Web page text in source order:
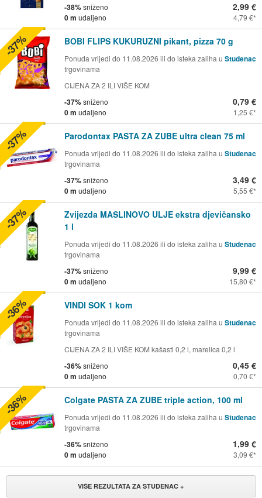
-38%sniženo
0 m udaljeno
2,99 €
4,79 €
BOBI FLIPS KUKURUZNI pikant, pizza 70 g
Ponuda vrijedi do 11.08.2026 ili do isteka zaliha u Studenac
trgovinama
CIJENA ZA 2 ILI VIŠE KOM
-37%sniženo
0 m udaljeno
0,79 €
1,25 €
-37%
Parodontax PASTA ZA ZUBE ultra clean 75 ml
Ponuda vrijedi do 11.08.2026 ili do isteka zaliha u Studenac
trgovinama
-37%sniženo
0 m udaljeno
3,49 €
5,55 €
-37%
Zvijezda MASLINOVO ULJE ekstra djevičansko
1 l
Ponuda vrijedi do 11.08.2026 ili do isteka zaliha u Studenac
trgovinama
-37%sniženo
0 m udaljeno
9,99 €
15,80 €
-37%
VINDI SOK 1 kom
Ponuda vrijedi do 11.08.2026 ili do isteka zaliha u Studenac
trgovinama
CIJENA ZA 2 ILI VIŠE KOM kašasti 0,2 l, marelica 0,2 l
-36%sniženo
0 m udaljeno
0,45 €
0,70 €
-36%
Colgate PASTA ZA ZUBE triple action, 100 ml
Ponuda vrijedi do 11.08.2026 ili do isteka zaliha u Studenac
trgovinama
-36%sniženo
0 m udaljeno
1,99 €
3,09 €
-36%
VIŠE REZULTATA ZA STUDENAC +